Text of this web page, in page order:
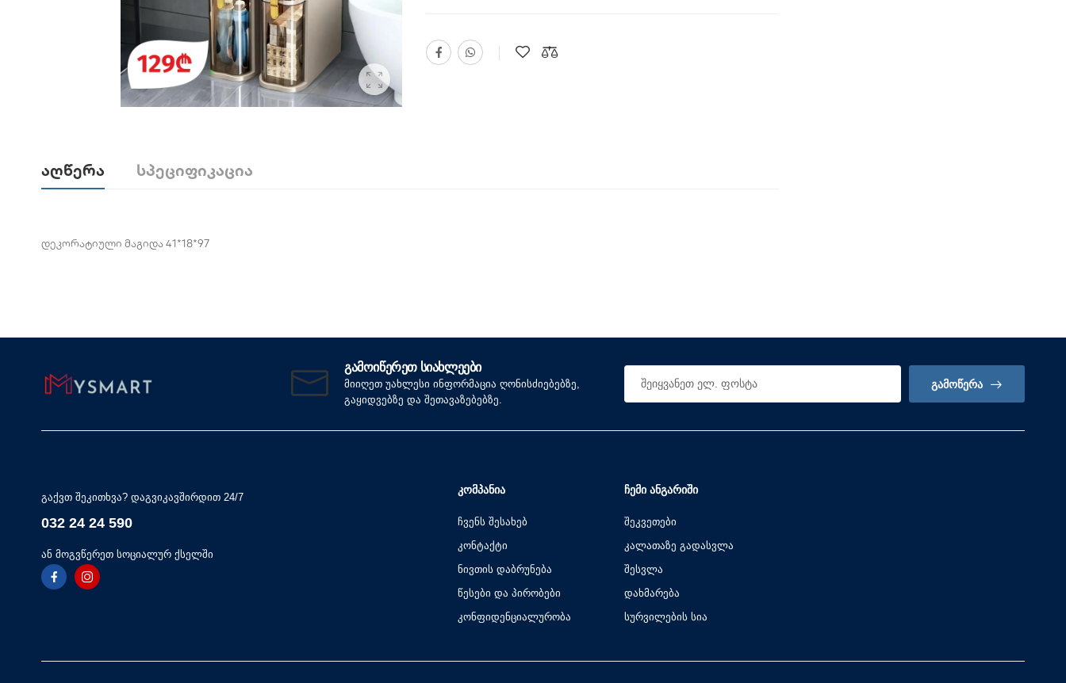
Აღწერა Სპეციფიკაცია
დეკორატიული მაგიდა 41*18*97
ᲒᲐᲛᲝᲘᲬᲔᲠᲔᲗ ᲡᲘᲐᲮᲚᲔᲔᲑᲘ
მიიღეთ უახლესი ინფორმაცია ღონისძიებებზე,
გაყიდვებზე და შეთავაზებებზე.
ᲒᲐᲛᲝᲬᲔᲠᲐ
გაქვთ შეკითხვა? დაგვიკავშირდით 24/7
032 24 24 590
ან მოგვწერეთ სოციალურ ქსელში
ᲙᲝᲛᲞᲐᲜᲘᲐ
ჩვენს შესახებ
კონტაქტი
ნივთის დაბრუნება
წესები და პირობები
კონფიდენციალურობა
ᲩᲔᲛᲘ ᲐᲜᲒᲐᲠᲘᲨᲘ
შეკვეთები
კალათაზე გადასვლა
შესვლა
დახმარება
სურვილების სია